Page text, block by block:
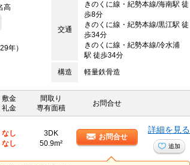
高
交通
きのくに線・紀勢本線/海南駅 徒
歩8分
きのくに線・紀勢本線/黒江駅 徒
歩34分
きのくに線・紀勢本線/冷水浦
駅 徒歩34分
年）
構造 軽量鉄骨造
敷金
礼金
間取り
専有面積
お問合せ
なし
なし
3DK
50.9m²
お問合せ
詳細を見る
追加